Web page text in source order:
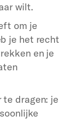
wilt.
om je
je het recht
en je
te dragen: je